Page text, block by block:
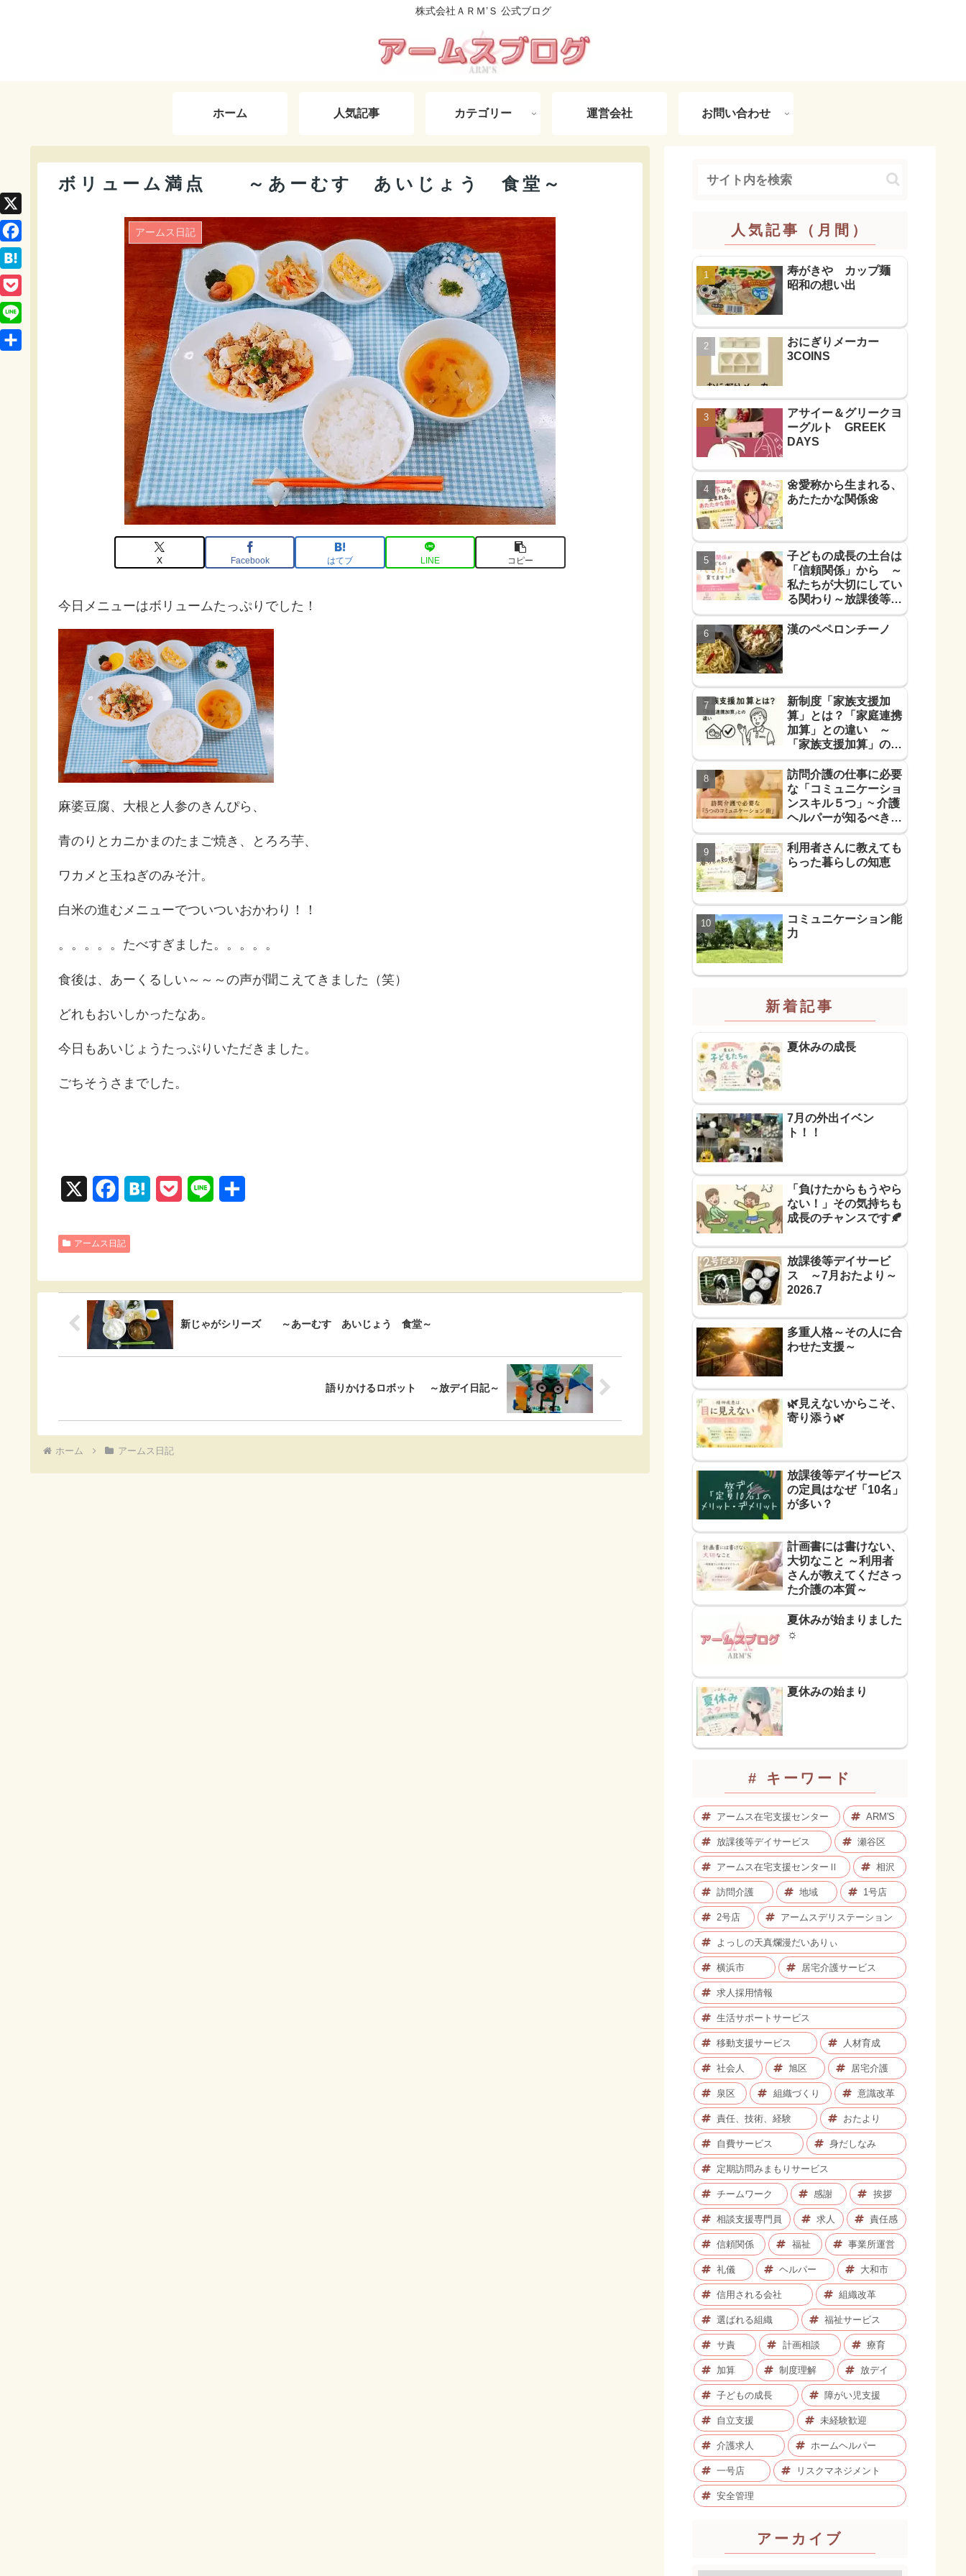
株式会社ＡＲＭ’Ｓ 公式ブログ
ホーム 人気記事 カテゴリー 運営会社 お問い合わせ
ボリューム満点 ～あーむす あいじょう 食堂～
アームス日記
X Facebook はてブ LINE コピー
今日メニューはボリュームたっぷりでした！
麻婆豆腐、大根と人参のきんぴら、
青のりとカニかまのたまご焼き、とろろ芋、
ワカメと玉ねぎのみそ汁。
白米の進むメニューでついついおかわり！！
。。。。。たべすぎました。。。。。
食後は、あーくるしい～～～の声が聞こえてきました（笑）
どれもおいしかったなあ。
今日もあいじょうたっぷりいただきました。
ごちそうさまでした。
c
b
o
o
n
a
e
t
アームス日記
新じゃがシリーズ ～あーむす あいじょう 食堂～
語りかけるロボット ～放デイ日記～
ホーム アームス日記
X
F
a
c
e
b
H
a
t
e
P
o
c
L
人気記事（月間）
寿がきや カップ麺
昭和の想い出
おにぎりメーカー
3COINS
アサイー＆グリークヨ
ーグルト GREEK
DAYS
🌼愛称から生まれる、
あたたかな関係🌼
子どもの成長の土台は
「信頼関係」から ～
私たちが大切にしてい
る関わり～放課後等デ
イサービス
漢のペペロンチーノ
新制度「家族支援加
算」とは？「家庭連携
加算」との違い ～
「家族支援加算」の算
定要件と支援方法！を
解説します～
訪問介護の仕事に必要
な「コミュニケーショ
ンスキル５つ」~ 介護
ヘルパーが知るべき
「信頼に必要なコミュ
力５つ」~
利用者さんに教えても
らった暮らしの知恵
コミュニケーション能
力
新着記事
夏休みの成長
7月の外出イベン
ト！！
「負けたからもうやら
ない！」その気持ちも
成長のチャンスです🍂
放課後等デイサービ
ス ～7月おたより～
2026.7
多重人格～その人に合
わせた支援～
🌿見えないからこそ、
寄り添う🌿
放課後等デイサービス
の定員はなぜ「10名」
が多い？
計画書には書けない、
大切なこと ～利用者
さんが教えてくださっ
た介護の本質～
夏休みが始まりました
☼
夏休みの始まり
# キーワード
アームス在宅支援センター ARM'S
放課後等デイサービス 瀬谷区
アームス在宅支援センターⅡ 相沢
訪問介護 地域 1号店
2号店 アームスデリステーション
よっしの天真爛漫だいありぃ
横浜市 居宅介護サービス
求人採用情報
生活サポートサービス
移動支援サービス 人材育成
社会人 旭区 居宅介護
泉区 組織づくり 意識改革
責任、技術、経験 おたより
自費サービス 身だしなみ
定期訪問みまもりサービス
チームワーク 感謝 挨拶
相談支援専門員 求人 責任感
信頼関係 福祉 事業所運営
礼儀 ヘルパー 大和市
信用される会社 組織改革
選ばれる組織 福祉サービス
サ責 計画相談 療育
加算 制度理解 放デイ
子どもの成長 障がい児支援
自立支援 未経験歓迎
介護求人 ホームヘルパー
一号店 リスクマネジメント
安全管理
アーカイブ